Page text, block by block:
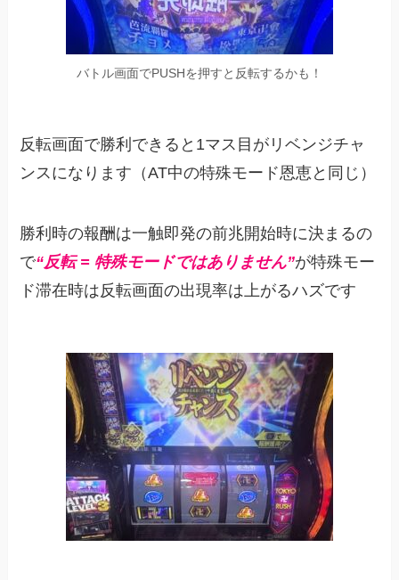
バトル画面でPUSHを押すと反転するかも！
反転画面で勝利できると1マス目がリベンジチャ
ンスになります（AT中の特殊モード恩恵と同じ）
勝利時の報酬は一触即発の前兆開始時に決まるの
で“反転 = 特殊モードではありません”が特殊モー
ド滞在時は反転画面の出現率は上がるハズです